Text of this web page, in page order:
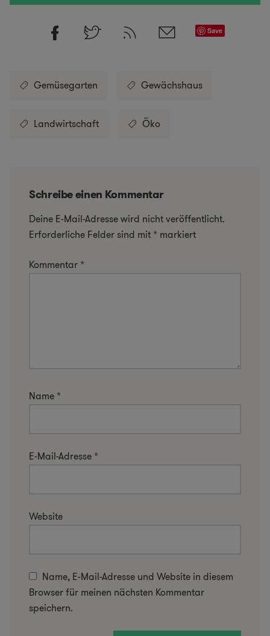
Save
Gemüsegarten Gewächshaus
Landwirtschaft Öko
Schreibe einen Kommentar
Deine E-Mail-Adresse wird nicht veröffentlicht.
Erforderliche Felder sind mit * markiert
Kommentar *
Name *
E-Mail-Adresse *
Website
Name, E-Mail-Adresse und Website in diesem
Browser für meinen nächsten Kommentar
speichern.